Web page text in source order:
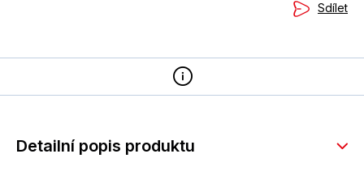
Sdílet
Detailní popis produktu